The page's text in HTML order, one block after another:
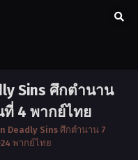
Sins ศึกตำนาน
4 พากย์ไทย
Deadly Sins ศึกตำนาน 7
พากย์ไทย